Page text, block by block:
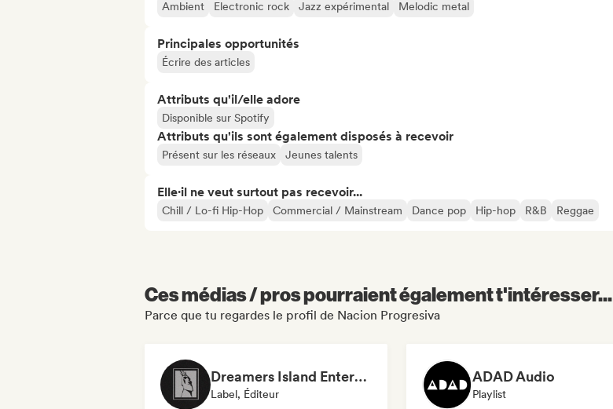
Ambient Electronic rock Jazz expérimental Melodic metal
Principales opportunités
Écrire des articles
Attributs qu'il/elle adore
Disponible sur Spotify
Attributs qu'ils sont également disposés à recevoir
Présent sur les réseaux Jeunes talents
Elle·il ne veut surtout pas recevoir...
Chill / Lo-fi Hip-Hop Commercial / Mainstream Dance pop Hip-hop R&B Reggae
Ces médias / pros pourraient également t'intéresser...
Parce que tu regardes le profil de Nacion Progresiva
Dreamers Island Entertainment
Label, Éditeur
ADAD Audio
Playlist